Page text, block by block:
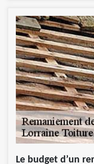
Le budget d’un